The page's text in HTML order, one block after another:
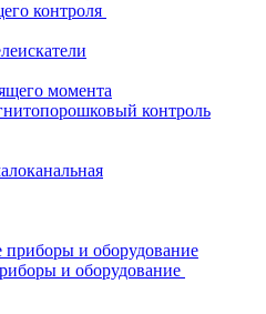
контроля
момента
контроль
и оборудование